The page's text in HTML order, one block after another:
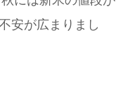
安が広まりまし